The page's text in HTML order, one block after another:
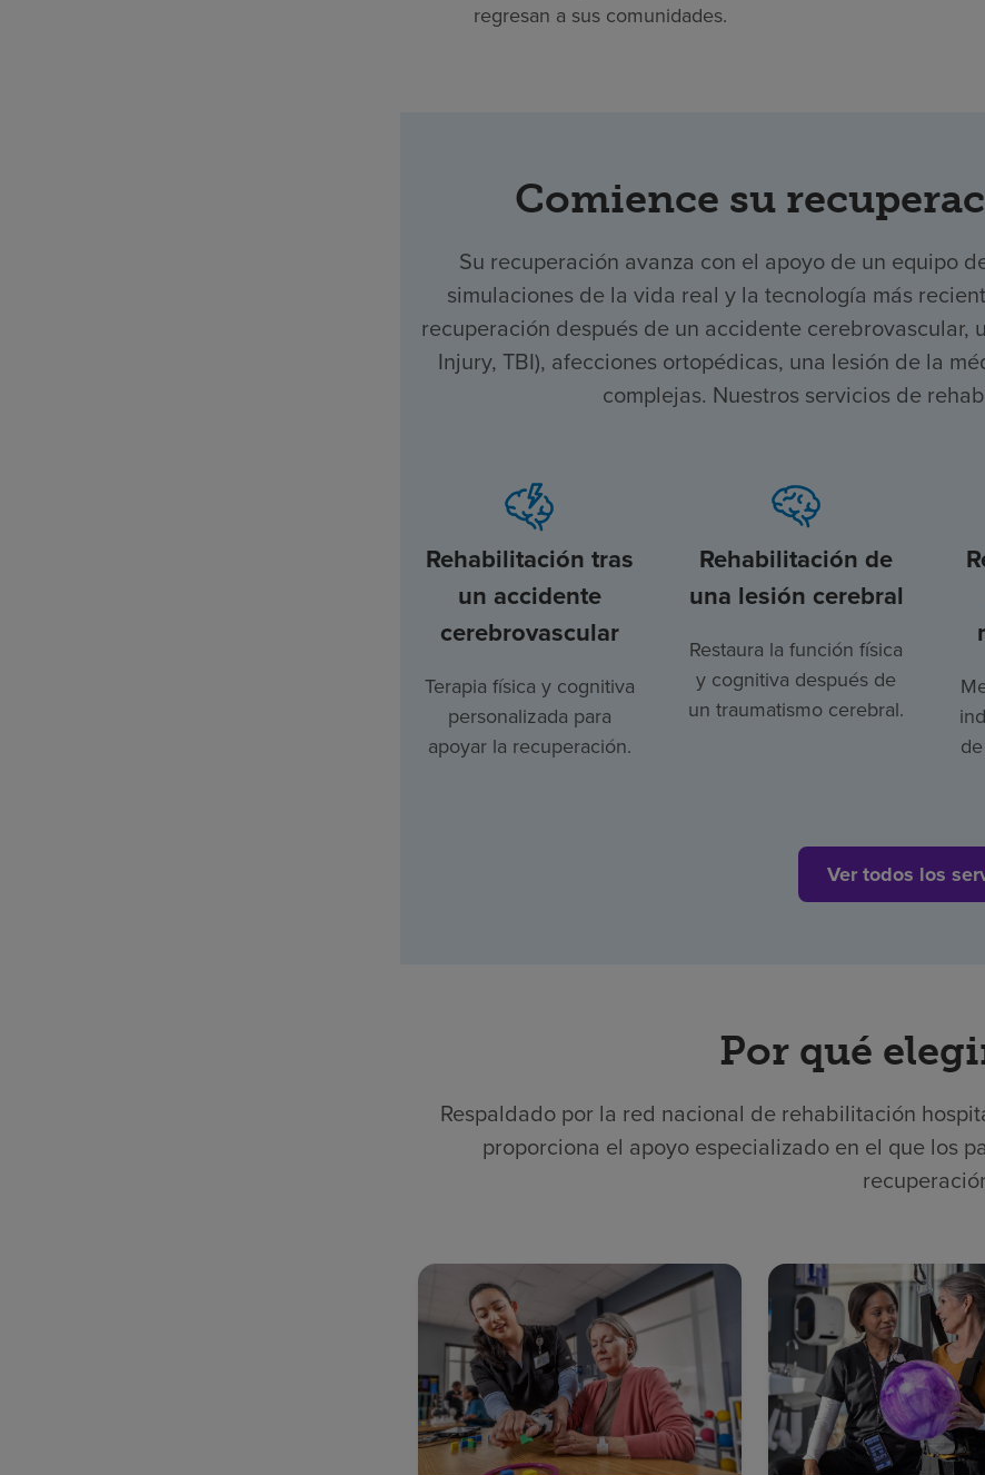
regresan a sus comunidades.
Comience su
Su recuperación avanza con el apoyo de un equipo
simulaciones de la vida real y la tecnología más
recuperación después de un accidente cerebrovascular,
Injury, TBI), afecciones ortopédicas, una lesión de la
complejas. Nuestros servicios de
Rehabilitación tras
un accidente
cerebrovascular
Terapia física y cognitiva
personalizada para
apoyar la recuperación.
Rehabilitación de
una lesión cerebral
Restaura la función física
y cognitiva después de
un traumatismo cerebral.
Ver todos los
Por qué
Respaldado por la red nacional de rehabilitación
proporciona el apoyo especializado en el que los